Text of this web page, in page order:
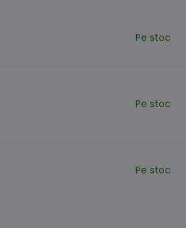
Pe stoc
Pe stoc
Pe stoc